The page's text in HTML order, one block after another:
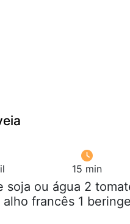
15 min
soja ou água 2
francês 1